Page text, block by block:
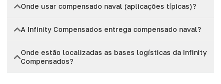
Onde usar compensado naval (aplicações típicas)?
A Infinity Compensados entrega compensado naval?
Onde estão localizadas as bases logísticas da Infinity
Compensados?